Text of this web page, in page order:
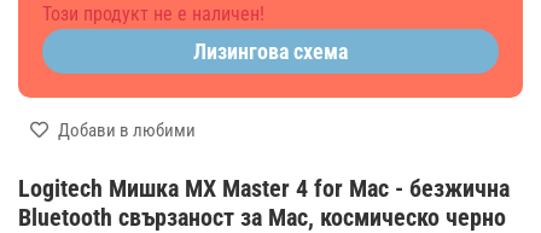
Logitech Мишка MX Master 4 for Mac - безжична
Bluetooth свързаност за Mac, космическо черно
Този продукт не е наличен!
Лизингова схема
Добави в любими